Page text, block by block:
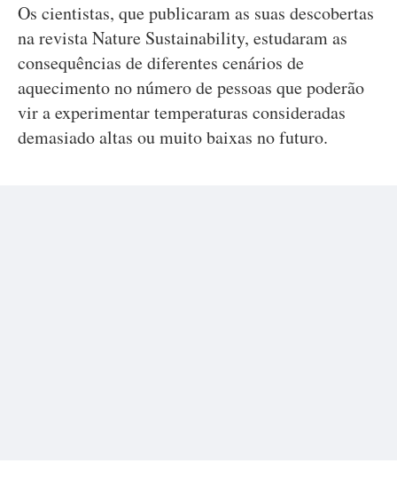
Os cientistas, que publicaram as suas descobertas
na revista Nature Sustainability, estudaram as
consequências de diferentes cenários de
aquecimento no número de pessoas que poderão
vir a experimentar temperaturas consideradas
demasiado altas ou muito baixas no futuro.